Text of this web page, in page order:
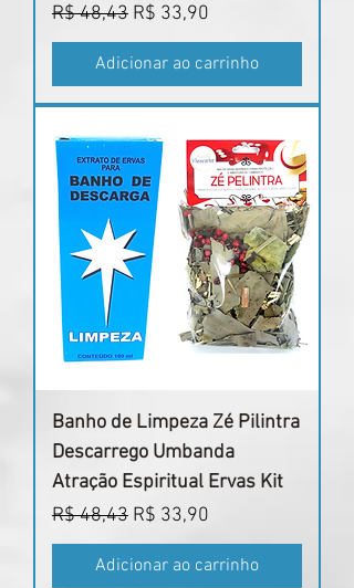
Preço normal
R$ 48,43 Preço promocional
R$ 33,90
Adicionar ao carrinho
Banho de Limpeza Zé Pilintra
Descarrego Umbanda
Atração Espiritual Ervas Kit
Preço normal
R$ 48,43 Preço promocional
R$ 33,90
Adicionar ao carrinho